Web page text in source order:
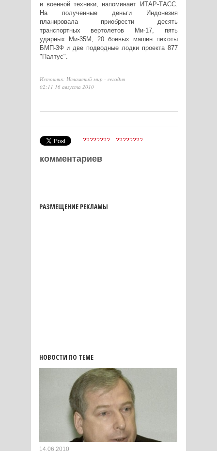
и военной техники, напоминает ИТАР-ТАСС.
На полученные деньги Индонезия
планировала приобрести десять
транспортных вертолетов Ми-17, пять
ударных Ми-35М, 20 боевых машин пехоты
БМП-3Ф и две подводные лодки проекта 877
"Палтус".
Источник: Исламский мир - сегодня
02:11 16 августа 2010
???????? ????????
комментариев
РАЗМЕЩЕНИЕ РЕКЛАМЫ
НОВОСТИ ПО ТЕМЕ
14.06.2010